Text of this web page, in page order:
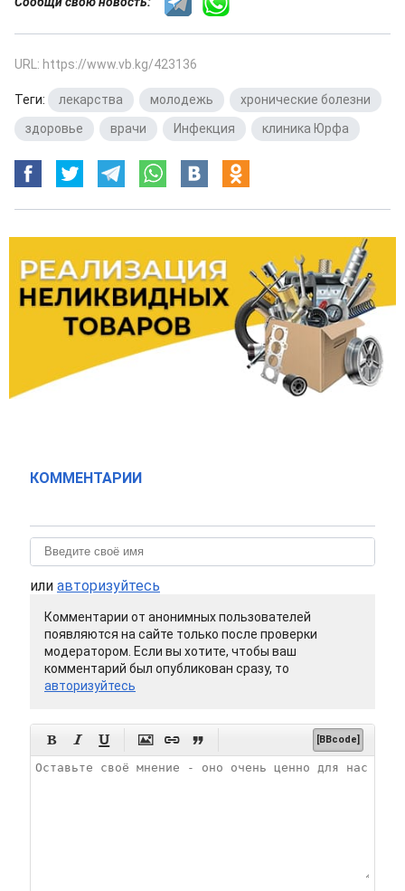
URL: https://www.vb.kg/423136
Теги: лекарства молодежь хронические болезни
здоровье
врачи Инфекция клиника Юрфа
КОММЕНТАРИИ
или авторизуйтесь
Комментарии от анонимных пользователей
появляются на сайте только после проверки
модератором. Если вы хотите, чтобы ваш
комментарий был опубликован сразу, то
авторизуйтесь
      [BBcode]